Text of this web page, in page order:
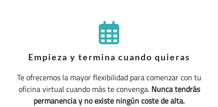
Empieza y termina cuando quieras
Te ofrecemos la mayor flexibilidad para comenzar con tu
oficina virtual cuando más te convenga.Nunca tendrás
permanencia y no existe ningún coste de alta.